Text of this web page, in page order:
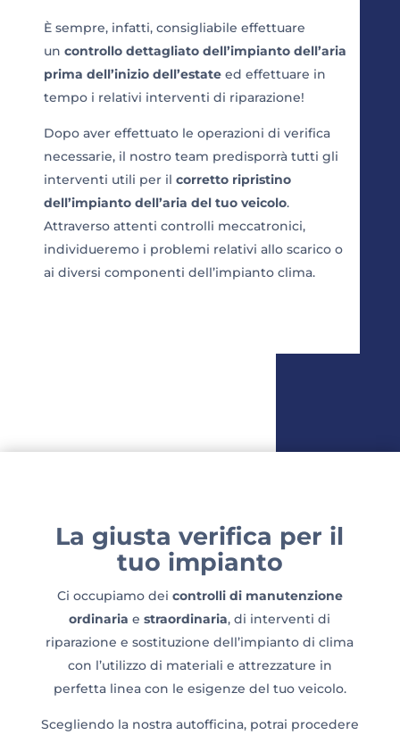
È sempre, infatti, consigliabile effettuare
un controllo dettagliato dell’impianto dell’aria
prima dell’inizio dell’estateed effettuare in
tempo i relativi interventi di riparazione!
Dopo aver effettuato le operazioni di verifica
necessarie, il nostro team predisporrà tutti gli
interventi utili per ilcorretto ripristino
dell’impianto dell’aria del tuo veicolo.
Attraverso attenti controlli meccatronici,
individueremo i problemi relativi allo scarico o
ai diversi componenti dell’impianto clima.
La giusta verifica per il
tuo impianto
Ci occupiamo dei controlli di manutenzione
ordinaria estraordinaria, di interventi di
riparazione e sostituzione dell’impianto di clima
con l’utilizzo di materiali e attrezzature in
perfetta linea con le esigenze del tuo veicolo.
Scegliendo la nostra autofficina, potrai procedere